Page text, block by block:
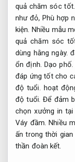
quả chăm sóc tốt.
như đỏ,Phù hợp
kiện. Nhiều mẫu
quả chăm sóc
dùng hằng ngày.
ổn định.Dạo phố.
đáp ứng tốt cho
độ tuổi. hoạt
độ tuổi. Để đảm
chọn xưởng in tại
Váy đầm. Nhiều
ấn trong thời
thần đoàn kết.